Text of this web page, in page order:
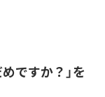
ですか？」を